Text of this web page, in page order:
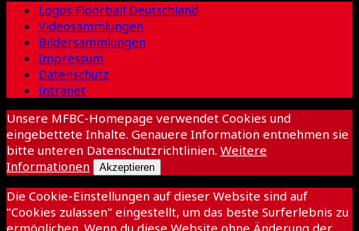
Logos Floorball Deutschland
Videosammlungen
Bildersammlungen
Impressum
Datenschutz
Intranet
Unsere MFBC-Homepage verwendet Cookies und
eingebettete Inhalte. Genauere Information entnehmen sie
bitte unteren Datenschutzrichtlinien. Weitere
Informationen
Akzeptieren
Die Cookie-Einstellungen auf dieser Website sind auf
"Cookies zulassen" eingestellt, um das beste Surferlebnis zu
ermöglichen. Wenn du diese Website ohne Änderung der